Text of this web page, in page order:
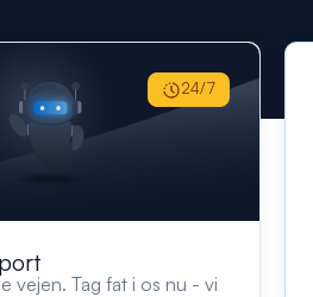
vejen. Tag fat i os nu - vi
24/7